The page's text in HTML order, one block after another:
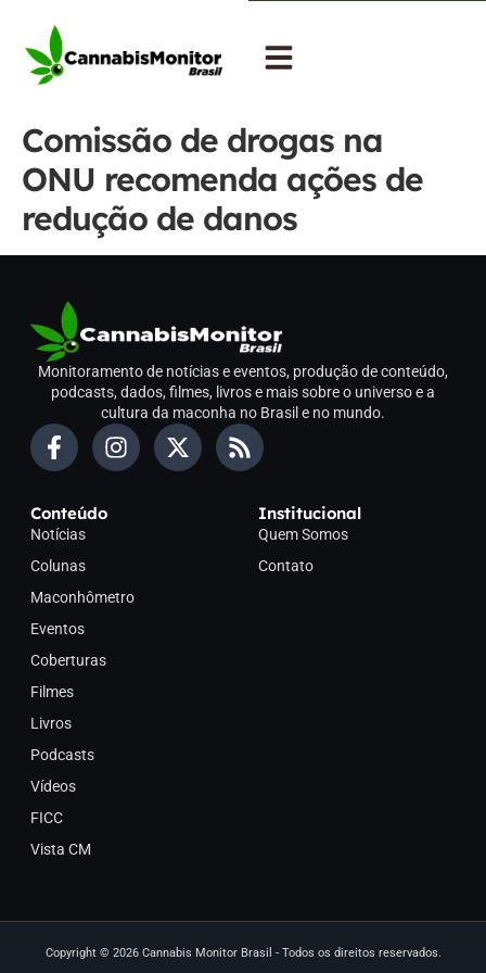
Comissão de drogas na
ONU recomenda ações de
redução de danos
Monitoramento de notícias e eventos, produção de conteúdo,
podcasts, dados, filmes, livros e mais sobre o universo e a
cultura da maconha no Brasil e no mundo.
Conteúdo
Notícias
Colunas
Maconhômetro
Eventos
Coberturas
Filmes
Livros
Podcasts
Vídeos
FICC
Vista CM
Institucional
Quem Somos
Contato
Copyright © 2026 Cannabis Monitor Brasil - Todos os direitos reservados.